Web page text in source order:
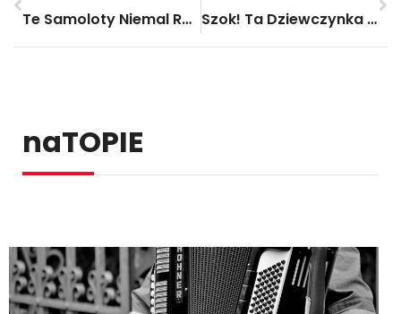
Te Samoloty Niemal Rozbiły Się Przy Lądowaniu. Piloci Muszą Mieć Ogromne Cojones. Szok! Ta Dziewczynka Ma Dopiero 8 Lat, A Tańczy Na Rurze Jak Profesjonalistka!
naTOPIE